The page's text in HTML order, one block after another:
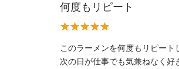
何度もリピート
このラーメンを何度もリピート
次の日が仕事でも気兼ねなく好